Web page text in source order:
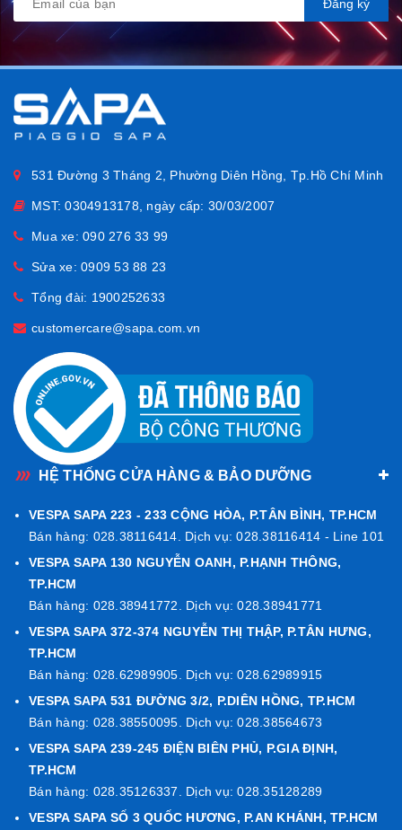
đẹp nổi bật nhưng không phô trương, mang theo khí chất
cổ điển pha hiện đại – như chính tinh thần của Vespa.
Thiết kế mới - Tinh tế đến từng chi tiết
cảm hứng từ Vespa cổ điển thập niên 1940-1950 với các
điểm nhấn:
Đăng ký
531 Đường 3 Tháng 2, Phường Diên Hồng, Tp.Hồ Chí Minh
MST: 0304913178, ngày cấp: 30/03/2007
Mua xe: 090 276 33 99
Sửa xe: 0909 53 88 23
Tổng đài: 1900252633
customercare@sapa.com.vn
HỆ THỐNG CỬA HÀNG & BẢO DƯỠNG
VESPA SAPA 223 - 233 CỘNG HÒA, P.TÂN BÌNH, TP.HCM
Bán hàng: 028.38116414. Dịch vụ: 028.38116414 - Line 101
VESPA SAPA 130 NGUYỄN OANH, P.HẠNH THÔNG,
TP.HCM
Bán hàng: 028.38941772. Dịch vụ: 028.38941771
VESPA SAPA 372-374 NGUYỄN THỊ THẬP, P.TÂN HƯNG,
TP.HCM
Bán hàng: 028.62989905. Dịch vụ: 028.62989915
VESPA SAPA 531 ĐƯỜNG 3/2, P.DIÊN HỒNG, TP.HCM
Bán hàng: 028.38550095. Dịch vụ: 028.38564673
VESPA SAPA 239-245 ĐIỆN BIÊN PHỦ, P.GIA ĐỊNH,
TP.HCM
Bán hàng: 028.35126337. Dịch vụ: 028.35128289
VESPA SAPA SỐ 3 QUỐC HƯƠNG, P.AN KHÁNH, TP.HCM